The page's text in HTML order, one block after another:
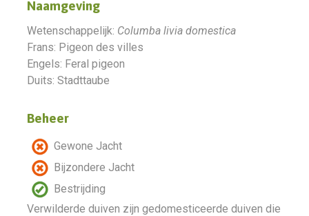
Naamgeving
Wetenschappelijk: Columba livia domestica
Frans: Pigeon des villes
Engels: Feral pigeon
Duits: Stadttaube
Beheer
Gewone Jacht
Bijzondere Jacht
Bestrijding
Verwilderde duiven zijn gedomesticeerde duiven die